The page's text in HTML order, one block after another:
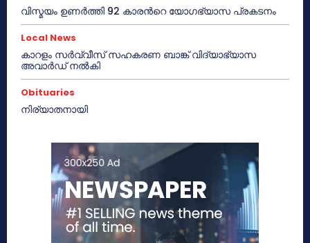
വിസ്മയം ഉണർത്തി 92 കാരൻറെ യോഗഭ്യാസ പ്രകടനം
Local News
കാറളം സർവ്വീസ് സഹകരണ ബാങ്ക് വിദ്യാഭ്യാസ
അവാർഡ് നൽകി
Obituaries
നിര്യാതനായി